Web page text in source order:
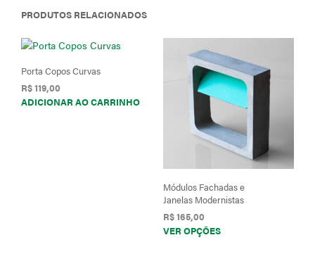
PRODUTOS RELACIONADOS
Porta Copos Curvas
R$119,00
ADICIONAR AO CARRINHO
Módulos Fachadas e
Janelas Modernistas
R$165,00
VER OPÇÕES